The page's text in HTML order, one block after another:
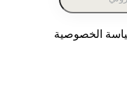
الخصوصية